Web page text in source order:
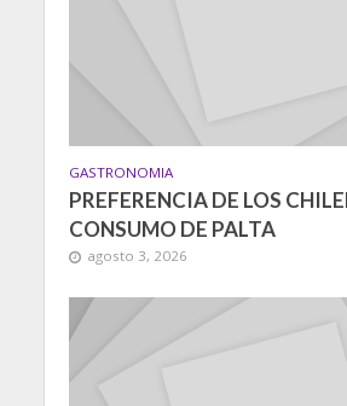
GASTRONOMIA
PREFERENCIA DE LOS
CONSUMO DE PALTA
agosto 3, 2026